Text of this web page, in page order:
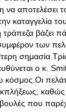
να αποτελέσει
καταγγελία
τράπεζα βάζει
των
ο κ.
κόσμος.Οι
καθώς
που